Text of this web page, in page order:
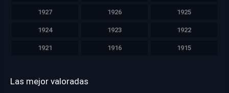
1927 1926 1925
1924 1923 1922
1921 1916 1915
Las mejor valoradas